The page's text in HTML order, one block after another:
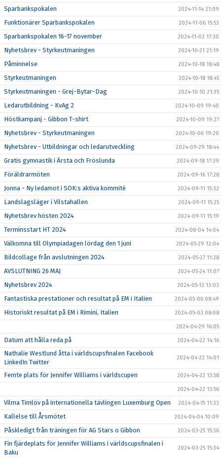
Sparbankspokalen 2024-11-14 21:09
Funktionärer Sparbankspokalen 2024-11-06 15:53
Sparbankspokalen 16-17 november 2024-11-02 17:30
Nyhetsbrev - Styrkeutmaningen 2024-10-21 21:19
Påminnelse 2024-10-18 18:48
Styrkeutmaningen 2024-10-18 18:45
Styrkeutmaningen - Grej-Bytar-Dag 2024-10-10 21:35
Ledarutbildning - KvAg 2 2024-10-09 19:40
Höstkampanj - Gibbon T-shirt 2024-10-09 19:27
Nyhetsbrev - Styrkeutmaningen 2024-10-06 19:20
Nyhetsbrev - Utbildningar och ledarutveckling 2024-09-29 18:44
Gratis gymnastik i Ärsta och Fröslunda 2024-09-18 17:39
Föräldrarmöten 2024-09-16 17:28
Jonna - Ny ledamot i SOK:s aktiva kommité 2024-09-11 15:32
Landslagsläger i Vilstahallen 2024-09-11 15:25
Nyhetsbrev hösten 2024 2024-09-11 15:19
Terminsstart HT 2024 2024-08-04 14:04
Välkomna till Olympiadagen lördag den 1 juni 2024-05-29 12:04
Bildcollage från avslutningen 2024 2024-05-27 11:28
AVSLUTNING 26 MAJ 2024-05-24 11:07
Nyhetsbrev 2024 2024-05-13 13:03
Fantastiska prestationer och resultat på EM i Italien 2024-05-06 08:49
Historiskt resultat på EM i Rimini, Italien 2024-05-03 08:08
2024-04-29 16:05
Datum att hålla reda på 2024-04-22 14:16
Nathalie Westlund åtta i världscupsfinalen Facebook
LinkedIn Twitter
2024-04-22 14:01
Femte plats för Jennifer Williams i världscupen 2024-04-22 13:58
2024-04-22 13:56
Vilma Timlöv på internationella tävlingen Luxemburg Open 2024-04-15 11:33
Kallelse till Årsmötet 2024-04-04 10:09
Påskledigt från träningen för AG Stars o Gibbon 2024-03-25 15:36
Fin fjärdeplats för Jennifer Williams i världscupsfinalen i
Baku
2024-03-25 15:34